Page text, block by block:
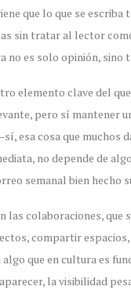
que lo que se
sin tratar al lector
no es solo opinión, sino
elemento clave del
pero sí mantener
esa cosa que muchos
no depende de
semanal bien hecho
las colaboraciones, que
compartir
que en cultura es
la visibilidad